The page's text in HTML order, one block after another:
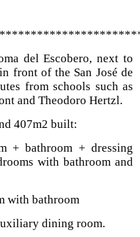
del Escobero, next to
front of the San José de
from schools such as
and Theodoro Hertzl.
407m2 built:
+ bathroom + dressing
with bathroom and
with bathroom
dining room.